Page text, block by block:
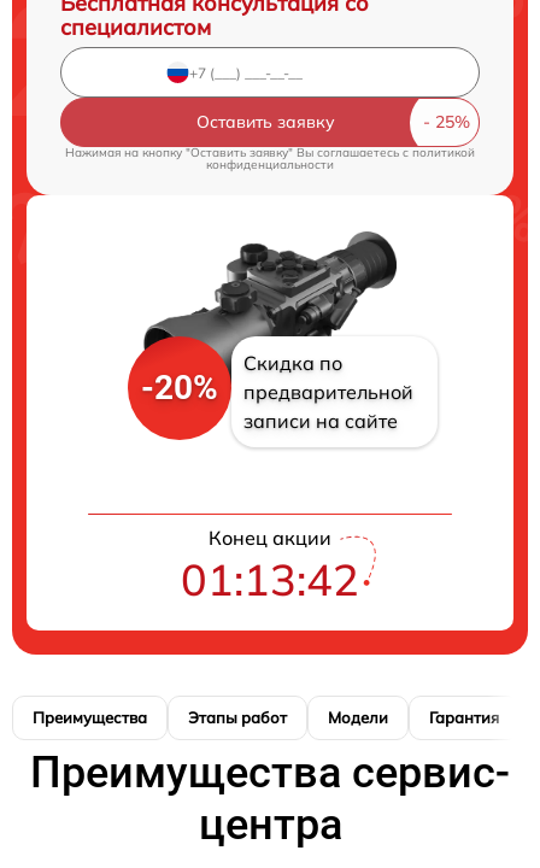
специалистом
Оставить заявку
Нажимая на кнопку "Оставить заявку" Вы соглашаетесь c политикой
конфиденциальности
-20%
Скидка по
предварительной
записи на сайте
Конец акции
01:13:41
Преимущества Этапы работ Модели Гарантия
Преимущества сервис-
центра